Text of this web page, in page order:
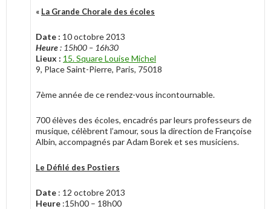
« La Grande Chorale des écoles
Date : 10 octobre 2013
Heure: 15h00 – 16h30
Lieux : 15. Square Louise Michel
9, Place Saint-Pierre, Paris, 75018
7ème année de ce rendez-vous incontournable.
700 élèves des écoles, encadrés par leurs professeurs de
musique, célèbrent l’amour, sous la direction de Françoise
Albin, accompagnés par Adam Borek et ses musiciens.
Le Défilé des Postiers
Date : 12 octobre 2013
Heure :15h00 – 18h00